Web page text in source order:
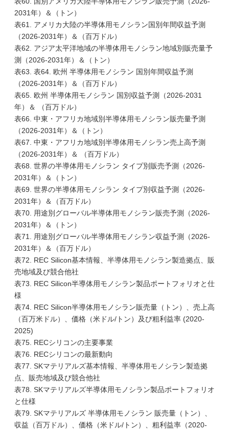
2031年）＆（トン）
表61. アメリカ大陸の半導体用モノシラン国別年間収益予測
（2026-2031年）＆（百万ドル）
表62. アジア太平洋地域の半導体用モノシラン地域別販売量予
測（2026-2031年）＆（トン）
表63. 表64. 欧州 半導体用モノシラン 国別年間収益予測
（2026-2031年）＆（百万ドル）
表65. 欧州 半導体用モノシラン 国別収益予測（2026-2031
年）＆ （百万ドル）
表66. 中東・アフリカ地域別半導体用モノシラン販売量予測
（2026-2031年）＆（トン）
表67. 中東・アフリカ地域別半導体用モノシラン売上高予測
（2026-2031年）＆ （百万ドル）
表68. 世界の半導体用モノシラン タイプ別販売予測（2026-
2031年）＆（トン）
表69. 世界の半導体用モノシラン タイプ別収益予測（2026-
2031年）＆（百万ドル）
表70. 用途別グローバル半導体用モノシラン販売予測（2026-
2031年）＆（トン）
表71. 用途別グローバル半導体用モノシラン収益予測（2026-
2031年）＆（百万ドル）
表72. REC Silicon基本情報、半導体用モノシラン製造拠点、販
売地域及び競合他社
表73. REC Silicon半導体用モノシラン製品ポートフォリオと仕
様
表74. REC Silicon半導体用モノシラン販売量（トン）、売上高
（百万米ドル）、価格（米ドル/トン）及び粗利益率 (2020-
2025)
表75. RECシリコンの主要事業
表76. RECシリコンの最新動向
表77. SKマテリアルズ基本情報、半導体用モノシラン製造拠
点、販売地域及び競合他社
表78. SKマテリアルズ半導体用モノシラン製品ポートフォリオ
と仕様
表79. SKマテリアルズ 半導体用モノシラン 販売量（トン）、
収益（百万ドル）、価格（米ドル/トン）、粗利益率（2020-